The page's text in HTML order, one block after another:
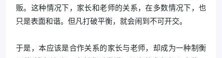
贩。这种情况下，家长和老师的关系，在多数情况下，也
只是表面和谐。但凡打破平衡，就会闹到不可开交。
于是，本应该是合作关系的家长与老师，却成为一种制衡